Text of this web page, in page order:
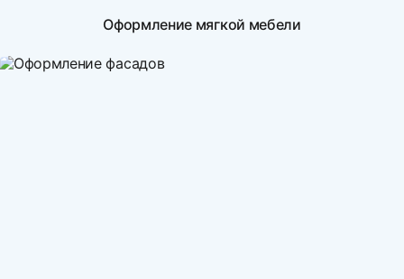
Оформление мягкой мебели